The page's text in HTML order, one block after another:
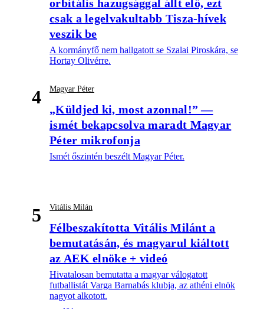
orbitális hazugsággal állt elő, ezt
csak a legelvakultabb Tisza-hívek
veszik be
A kormányfő nem hallgatott se Szalai Piroskára, se
Hortay Olivérre.
4 Magyar Péter
„Küldjed ki, most azonnal!” —
ismét bekapcsolva maradt Magyar
Péter mikrofonja
Ismét őszintén beszélt Magyar Péter.
5 Vitális Milán
Félbeszakította Vitális Milánt a
bemutatásán, és magyarul kiáltott
az AEK elnöke + videó
Hivatalosan bemutatta a magyar válogatott
futballistát Varga Barnabás klubja, az athéni elnök
nagyot alkotott.